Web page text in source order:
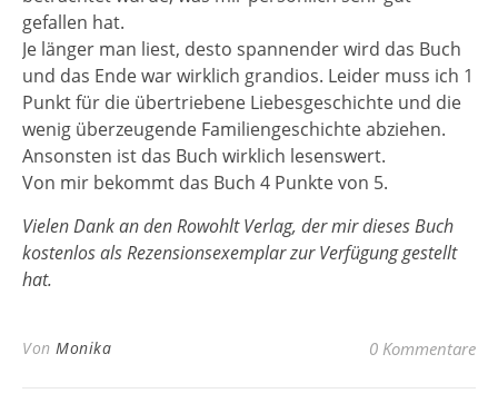
gefallen hat.
Je länger man liest, desto spannender wird das Buch
und das Ende war wirklich grandios. Leider muss ich 1
Punkt für die übertriebene Liebesgeschichte und die
wenig überzeugende Familiengeschichte abziehen.
Ansonsten ist das Buch wirklich lesenswert.
Von mir bekommt das Buch 4 Punkte von 5.
Vielen Dank an den Rowohlt Verlag, der mir dieses Buch
kostenlos als Rezensionsexemplar zur Verfügung gestellt
hat.
Von Monika 0 Kommentare